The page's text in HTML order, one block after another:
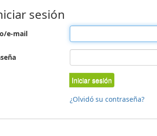
sesión
e-mail
Iniciar sesión
¿Olvidó su contraseña?